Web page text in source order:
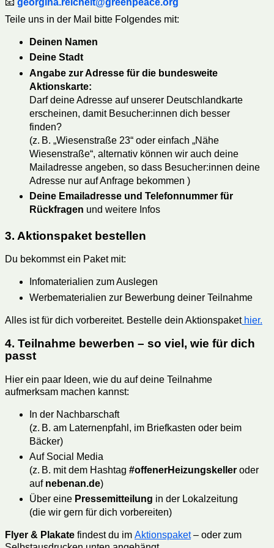
📧 georgina.reichelt@greenpeace.org
Teile uns in der Mail bitte Folgendes mit:
Deinen Namen
Deine Stadt
Angabe zur Adresse für die bundesweite
Aktionskarte:
Darf deine Adresse auf unserer Deutschlandkarte
erscheinen, damit Besucher:innen dich besser
finden?
(z. B. „Wiesenstraße 23“ oder einfach „Nähe
Wiesenstraße“, alternativ können wir auch deine
Mailadresse angeben, so dass Besucher:innen deine
Adresse nur auf Anfrage bekommen )
Deine Emailadresse und Telefonnummer für
Rückfragen und weitere Infos
3. Aktionspaket bestellen
Du bekommst ein Paket mit:
Infomaterialien zum Auslegen
Werbematerialien zur Bewerbung deiner Teilnahme
Alles ist für dich vorbereitet. Bestelle dein Aktionspakethier.
4. Teilnahme bewerben – so viel, wie für dich
passt
Hier ein paar Ideen, wie du auf deine Teilnahme
aufmerksam machen kannst:
In der Nachbarschaft
(z. B. am Laternenpfahl, im Briefkasten oder beim
Bäcker)
Auf Social Media
(z. B. mit dem Hashtag #offenerHeizungskeller oder
auf nebenan.de)
Über eine Pressemitteilung in der Lokalzeitung
(die wir gern für dich vorbereiten)
Flyer & Plakate findest du im Aktionspaket– oder zum